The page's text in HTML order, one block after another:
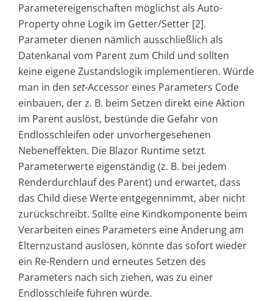
Parametereigenschaften möglichst als Auto-
Property ohne Logik im Getter/Setter [2].
Parameter dienen nämlich ausschließlich als
Datenkanal vom Parent zum Child und sollten
keine eigene Zustandslogik implementieren. Würde
man in den set-Accessor eines Parameters Code
einbauen, der z. B. beim Setzen direkt eine Aktion
im Parent auslöst, bestünde die Gefahr von
Endlosschleifen oder unvorhergesehenen
Nebeneffekten. Die Blazor Runtime setzt
Parameterwerte eigenständig (z. B. bei jedem
Renderdurchlauf des Parent) und erwartet, dass
das Child diese Werte entgegennimmt, aber nicht
zurückschreibt. Sollte eine Kindkomponente beim
Verarbeiten eines Parameters eine Änderung am
Elternzustand auslösen, könnte das sofort wieder
ein Re-Rendern und erneutes Setzen des
Parameters nach sich ziehen, was zu einer
Endlosschleife führen würde.